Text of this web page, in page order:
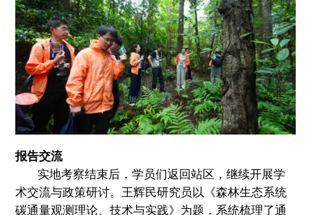
报告交流
实地考察结束后，学员们返回站区，继续开展学
术交流与政策研讨。王辉民研究员以《森林生态系统
碳通量观测理论、技术与实践》为题，系统梳理了通